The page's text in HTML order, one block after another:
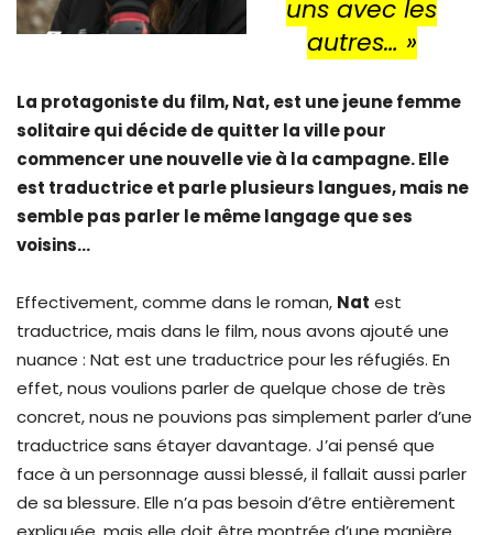
uns avec les
autres… »
La protagoniste du film, Nat, est une jeune femme
solitaire qui décide de quitter la ville pour
commencer une nouvelle vie à la campagne. Elle
est traductrice et parle plusieurs langues, mais ne
semble pas parler le même langage que ses
voisins…
Effectivement, comme dans le roman, Nat est
traductrice, mais dans le film, nous avons ajouté une
nuance : Nat est une traductrice pour les réfugiés. En
effet, nous voulions parler de quelque chose de très
concret, nous ne pouvions pas simplement parler d’une
traductrice sans étayer davantage. J’ai pensé que
face à un personnage aussi blessé, il fallait aussi parler
de sa blessure. Elle n’a pas besoin d’être entièrement